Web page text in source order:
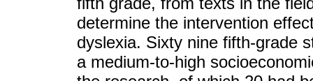
determine the intervention
dyslexia. Sixty nine fifth-grade
a medium-to-high